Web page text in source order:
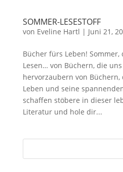
SOMMER-LESESTOFF
von Eveline Hartl | Juni 21,
Bücher fürs Leben!
Lesen… von Büchern, die
hervorzaubern von
Leben und seine
schaffen stöbere in dieser
Literatur und hole dir...